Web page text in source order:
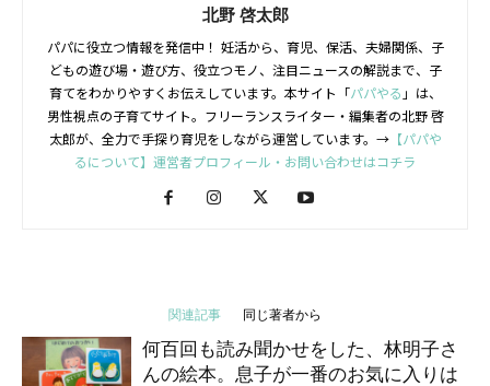
北野 啓太郎
パパに役立つ情報を発信中！ 妊活から、育児、保活、夫婦関係、子
どもの遊び場・遊び方、役立つモノ、注目ニュースの解説まで、子
育てをわかりやすくお伝えしています。本サイト「パパやる 」は、
男性視点の子育てサイト。フリーランスライター・編集者の北野 啓
太郎が、全力で手探り育児をしながら運営しています。→【パパや
るについて】運営者プロフィール・お問い合わせはコチラ
関連記事 同じ著者から
何百回も読み聞かせをした、林明子さ
んの絵本。息子が一番のお気に入りは